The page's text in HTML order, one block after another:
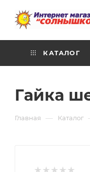
КАТАЛОГ
Гайка
Главная — Каталог